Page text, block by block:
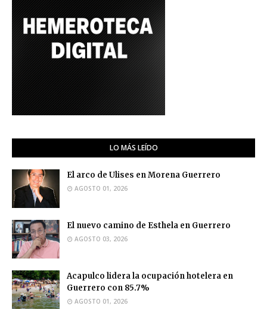
LO MÁS LEÍDO
El arco de Ulises en Morena Guerrero
AGOSTO 01, 2026
El nuevo camino de Esthela en Guerrero
AGOSTO 03, 2026
Acapulco lidera la ocupación hotelera en
Guerrero con 85.7%
AGOSTO 01, 2026